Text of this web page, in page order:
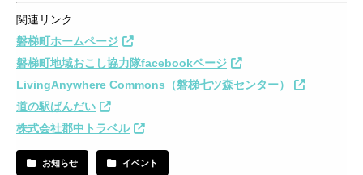
関連リンク
磐梯町ホームページ
磐梯町地域おこし協力隊facebookページ
LivingAnywhere Commons（磐梯七ツ森センター）
道の駅ばんだい
株式会社郡中トラベル
お知らせ イベント